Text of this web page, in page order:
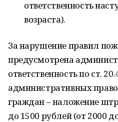
ответственность
возраста).
За нарушение правил
предусмотрена
ответственность по ст.
административных
граждан – наложение
до 1500 рублей (от 2000